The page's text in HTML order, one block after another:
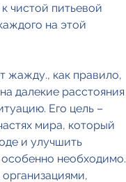
чистой питьевой
на этой
жажду., как правило,
далекие расстояния
Его цель –
мира, который
и улучшить
особенно необходимо.